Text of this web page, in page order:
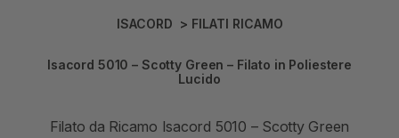
ISACORD > FILATI RICAMO
Isacord 5010 – Scotty Green – Filato in Poliestere
Lucido
Filato da Ricamo Isacord 5010 – Scotty Green